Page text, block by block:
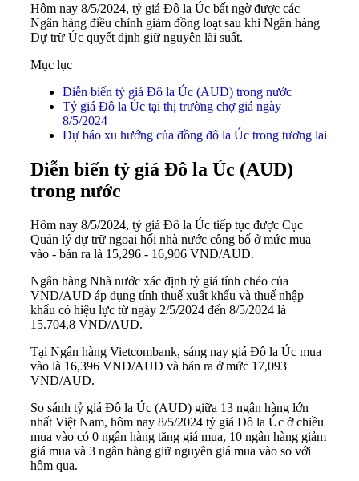
Hôm nay 8/5/2024, tỷ giá Đô la Úc bất ngờ được các
Ngân hàng điều chỉnh giảm đồng loạt sau khi Ngân hàng
Dự trữ Úc quyết định giữ nguyên lãi suất.
Mục lục
Diễn biến tỷ giá Đô la Úc (AUD) trong nước
Tỷ giá Đô la Úc tại thị trường chợ giá ngày
8/5/2024
Dự báo xu hướng của đồng đô la Úc trong tương lai
Diễn biến tỷ giá Đô la Úc (AUD)
trong nước
Hôm nay 8/5/2024, tỷ giá Đô la Úc tiếp tục được Cục
Quản lý dự trữ ngoại hối nhà nước công bố ở mức mua
vào - bán ra là 15,296 - 16,906 VND/AUD.
Ngân hàng Nhà nước xác định tỷ giá tính chéo của
VND/AUD áp dụng tính thuế xuất khẩu và thuế nhập
khẩu có hiệu lực từ ngày 2/5/2024 đến 8/5/2024 là
15.704,8 VND/AUD.
Tại Ngân hàng Vietcombank, sáng nay giá Đô la Úc mua
vào là 16,396 VND/AUD và bán ra ở mức 17,093
VND/AUD.
So sánh tỷ giá Đô la Úc (AUD) giữa 13 ngân hàng lớn
nhất Việt Nam, hôm nay 8/5/2024 tỷ giá Đô la Úc ở chiều
mua vào có 0 ngân hàng tăng giá mua, 10 ngân hàng giảm
giá mua và 3 ngân hàng giữ nguyên giá mua vào so với
hôm qua.